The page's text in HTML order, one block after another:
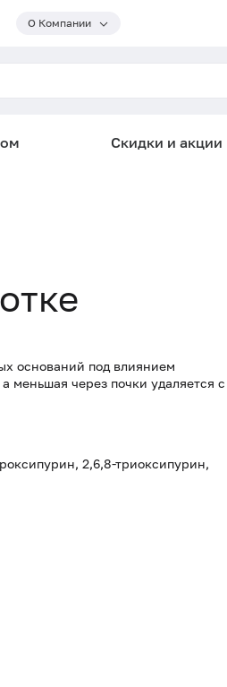
О Компании
Скидки и акции
оснований под влиянием
меньшая через почки удаляется с
2,6,8-триоксипурин,